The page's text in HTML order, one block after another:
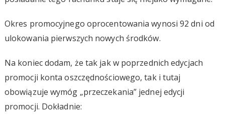
Okres promocyjnego oprocentowania wynosi 92 dni od
ulokowania pierwszych nowych środków.
Na koniec dodam, że tak jak w poprzednich edycjach
promocji konta oszczędnościowego, tak i tutaj
obowiązuje wymóg „przeczekania” jednej edycji
promocji. Dokładnie: